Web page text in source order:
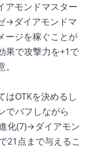
アモンドマスター
→ダイアモンドマ
ージを稼ぐことが
果で攻撃力を+1で
はOTKを決めるし
でバフしながら
化(7)→ダイアモン
21点まで与えるこ